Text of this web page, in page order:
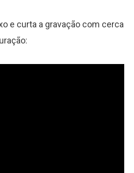
e curta a gravação com cerca